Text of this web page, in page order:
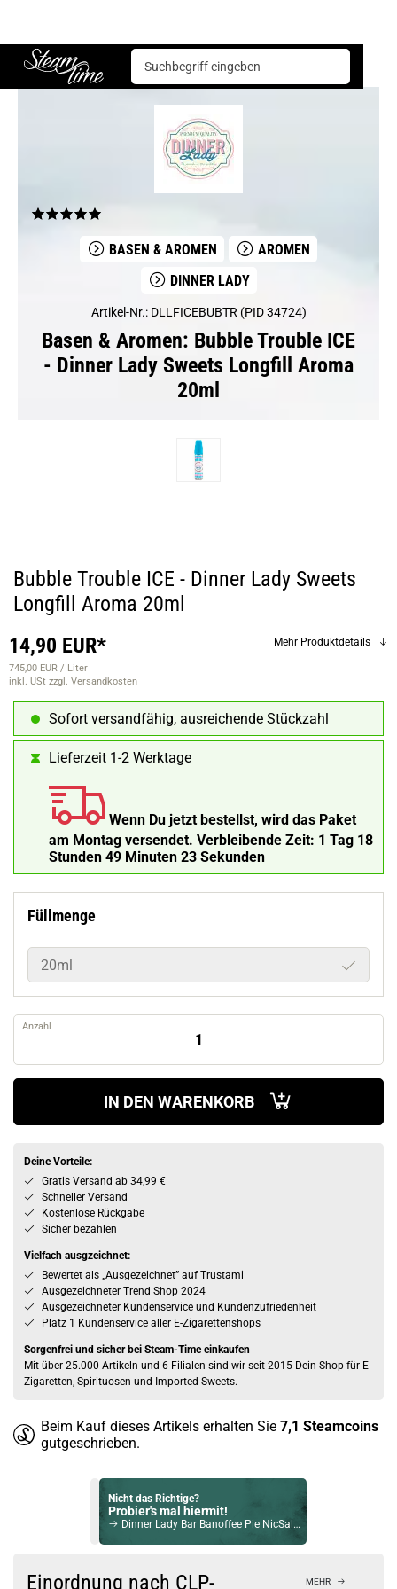
Steam time
Basen & Aromen Aromen Dinner Lady
BASEN & AROMEN
AROMEN
DINNER LADY
Artikel-Nr.: DLLFICEBUBTR (PID 34724)
Basen & Aromen: Bubble Trouble ICE
- Dinner Lady Sweets Longfill Aroma
20ml
Bubble Trouble ICE - Dinner Lady Sweets
Longfill Aroma 20ml
14,90 EUR*
745,00 EUR / Liter
inkl. USt zzgl. Versandkosten
Mehr Produktdetails
Sofort versandfähig, ausreichende Stückzahl
Lieferzeit 1-2 Werktage
Wenn Du jetzt bestellst, wird das Paket
am Montag versendet. Verbleibende Zeit: 1 Tag 18
Stunden 49 Minuten 22 Sekunden
Füllmenge
20ml
Anzahl
IN DEN WARENKORB
Deine Vorteile:
Gratis Versand ab 34,99 €
Schneller Versand
Kostenlose Rückgabe
Sicher bezahlen
Vielfach ausgzeichnet:
Bewertet als „Ausgezeichnet” auf Trustami
Ausgezeichneter Trend Shop 2024
Ausgezeichneter Kundenservice und Kundenzufriedenheit
Platz 1 Kundenservice aller E-Zigarettenshops
Sorgenfrei und sicher bei Steam-Time einkaufen
Mit über 25.000 Artikeln und 6 Filialen sind wir seit 2015 Dein Shop für E-
Zigaretten, Spirituosen und Imported Sweets.
Beim Kauf dieses Artikels erhalten Sie 7,1 Steamcoins
gutgeschrieben.
Nicht das Richtige?
Probier's mal hiermit!
Dinner Lady Bar Banoffee Pie NicSalt Liquid 10ml / 20mg
Check das mal!
Einordnung nach CLP-
MEHR